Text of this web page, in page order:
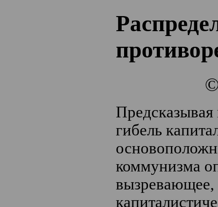
гибель
коммунизма
вызревающее,